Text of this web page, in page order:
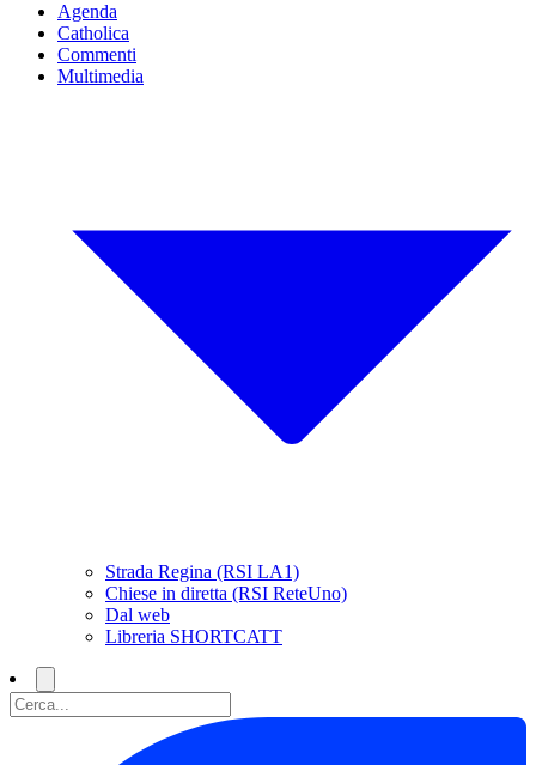
Agenda
Catholica
Commenti
Multimedia
Strada Regina (RSI LA1)
Chiese in diretta (RSI ReteUno)
Dal web
Libreria SHORTCATT